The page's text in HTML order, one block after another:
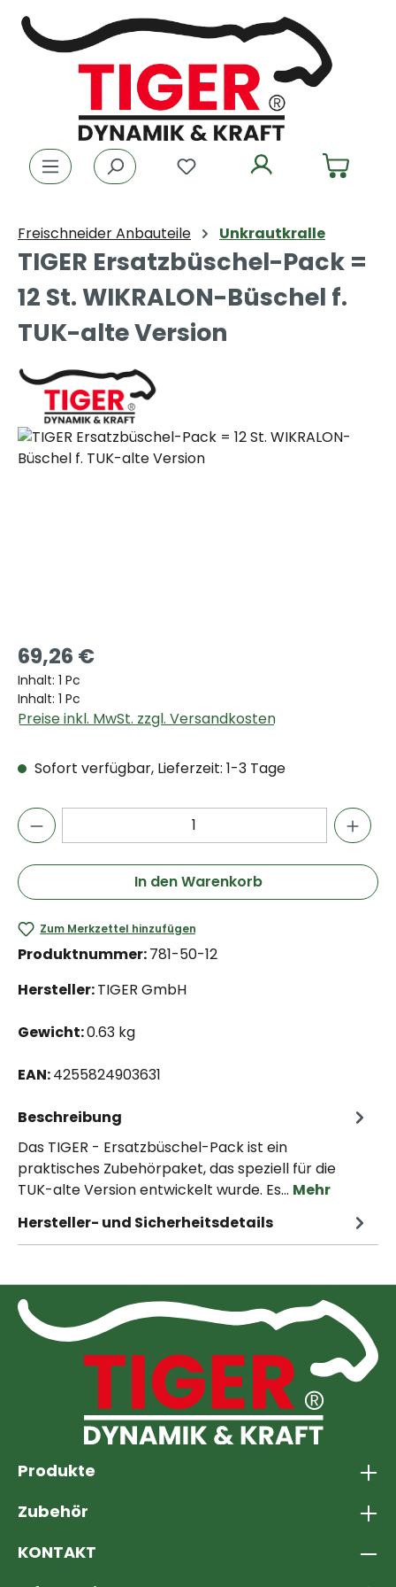
Zum Hauptinhalt springen
Du hast 0 Produkte auf
Freischneider Anbauteile Unkrautkralle
TIGER Ersatzbüschel-Pack =
12 St. WIKRALON-Büschel f.
TUK-alte Version
Bildergalerie überspringen
69,26 €
Inhalt: 1 Pc
Inhalt: 1 Pc
Preise inkl. MwSt. zzgl. Versandkosten
Sofort verfügbar, Lieferzeit: 1-3 Tage
In den Warenkorb
Zum Merkzettel hinzufügen
Produktnummer:781-50-12
Hersteller:TIGER GmbH
Gewicht:0.63 kg
EAN:4255824903631
Beschreibung
Das TIGER - Ersatzbüschel-Pack ist ein
praktisches Zubehörpaket, das speziell für die
TUK-alte Version entwickelt wurde. Es… Mehr
Hersteller- und Sicherheitsdetails
Produkte
Zubehör
KONTAKT